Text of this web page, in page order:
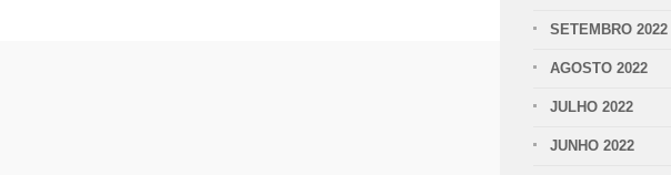
SETEMBRO 2022
AGOSTO 2022
JULHO 2022
JUNHO 2022